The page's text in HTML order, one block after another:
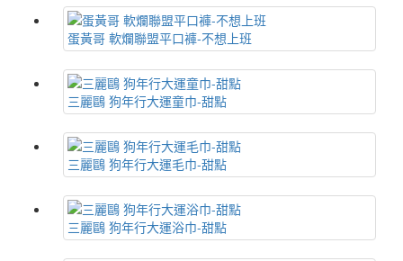
蛋黃哥 軟爛聯盟平口褲-不想上班
三麗鷗 狗年行大運童巾-甜點
三麗鷗 狗年行大運毛巾-甜點
三麗鷗 狗年行大運浴巾-甜點